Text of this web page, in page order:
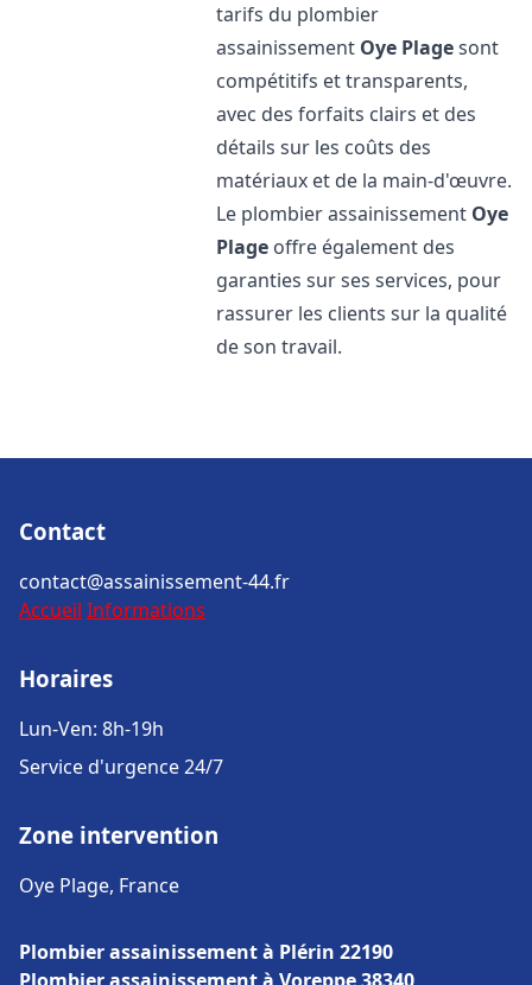
tarifs du plombier
assainissement Oye Plagesont
compétitifs et transparents,
avec des forfaits clairs et des
détails sur les coûts des
matériaux et de la main-d'œuvre.
Le plombier assainissement Oye
Plage offre également des
garanties sur ses services, pour
rassurer les clients sur la qualité
de son travail.
Contact
contact@assainissement-44.fr
Accueil Informations
Horaires
Lun-Ven: 8h-19h
Service d'urgence 24/7
Zone intervention
Oye Plage, France
Plombier assainissement à Plérin 22190